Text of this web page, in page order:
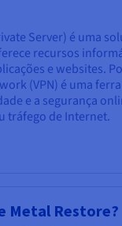
Server) é uma
recursos
e websites.
(VPN) é uma
e a segurança
tráfego de Internet.
Metal Restore?